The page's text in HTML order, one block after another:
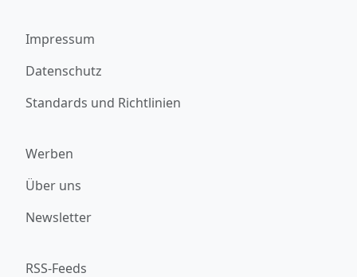
Impressum
Datenschutz
Standards und Richtlinien
Werben
Über uns
Newsletter
RSS-Feeds